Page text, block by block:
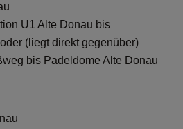
U1 Alte Donau bis
(liegt direkt gegenüber)
bis Padeldome Alte Donau